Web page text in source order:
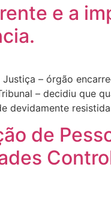
e a
– órgão
– decidiu que
devidamente
de